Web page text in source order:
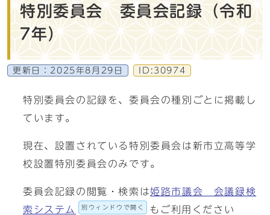
特別委員会 委員会記録（令和
7年）
更新日： 2025年8月29日 ID:30974
特別委員会の記録を、委員会の種別ごとに掲載し
ています。
現在、設置されている特別委員会は新市立高等学
校設置特別委員会のみです。
委員会記録の閲覧・検索は姫路市議会 会議録検
索システム
別ウィンドウで開く もご利用ください